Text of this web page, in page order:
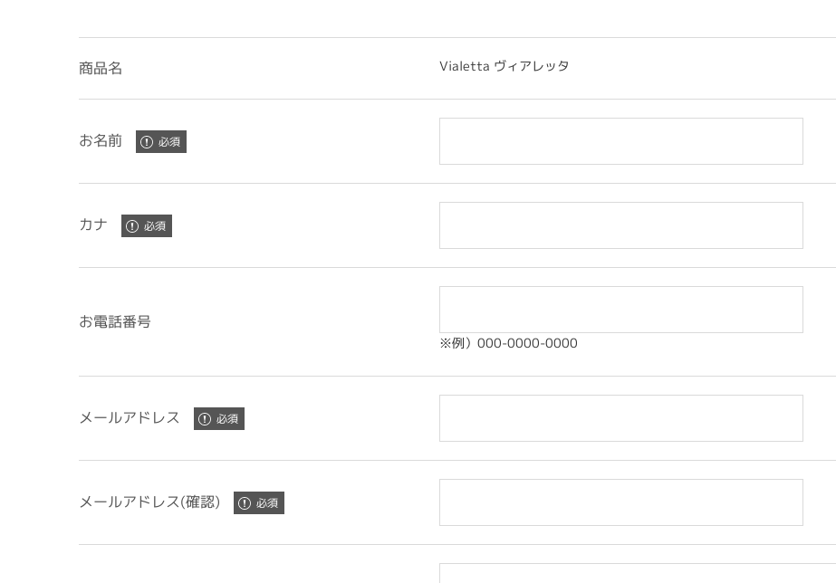
商品名 Vialetta ヴィアレッタ
お名前
カナ
お電話番号
※例）000-0000-0000
メールアドレス
メールアドレス(確認)